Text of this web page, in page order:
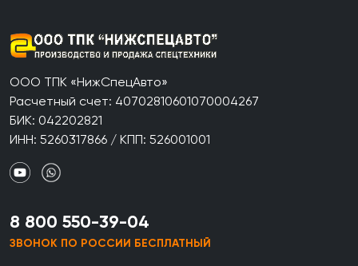
ООО ТПК «НижСпецАвто»
Расчетный счет: 40702810601070004267
БИК: 042202821
ИНН: 5260317866 / КПП: 526001001
8 800 550-39-04
ЗВОНОК ПО РОССИИ БЕСПЛАТНЫЙ